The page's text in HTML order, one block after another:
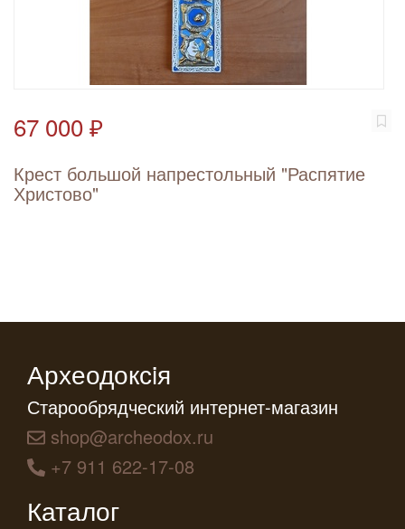
67 000 ₽
Крест большой напрестольный "Распятие
Христово"
Археодоксiя
Старообрядческий интернет-магазин
shop@archeodox.ru
+7 911 622-17-08
Каталог